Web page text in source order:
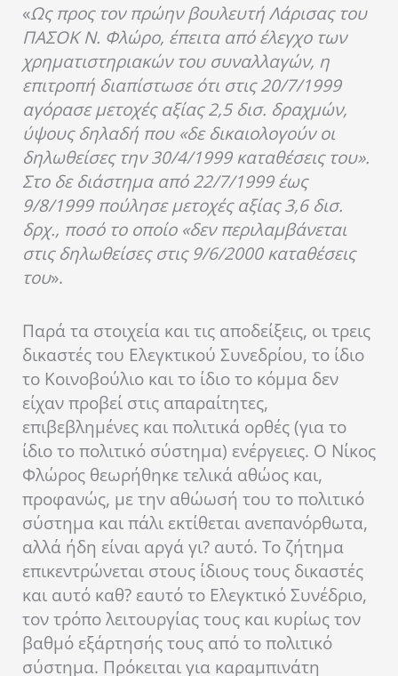
«Ως προς τον πρώην βουλευτή Λάρισας του
ΠΑΣΟΚ Ν. Φλώρο, έπειτα από έλεγχο των
χρηματιστηριακών του συναλλαγών, η
επιτροπή διαπίστωσε ότι στις 20/7/1999
αγόρασε μετοχές αξίας 2,5 δισ. δραχμών,
ύψους δηλαδή που «δε δικαιολογούν οι
δηλωθείσες την 30/4/1999 καταθέσεις του».
Στο δε διάστημα από 22/7/1999 έως
9/8/1999 πούλησε μετοχές αξίας 3,6 δισ.
δρχ., ποσό το οποίο «δεν περιλαμβάνεται
στις δηλωθείσες στις 9/6/2000 καταθέσεις
του».
Παρά τα στοιχεία και τις αποδείξεις, οι τρεις
δικαστές του Ελεγκτικού Συνεδρίου, το ίδιο
το Κοινοβούλιο και το ίδιο το κόμμα δεν
είχαν προβεί στις απαραίτητες,
επιβεβλημένες και πολιτικά ορθές (για το
ίδιο το πολιτικό σύστημα) ενέργειες. Ο Νίκος
Φλώρος θεωρήθηκε τελικά αθώος και,
προφανώς, με την αθώωσή του το πολιτικό
σύστημα και πάλι εκτίθεται ανεπανόρθωτα,
αλλά ήδη είναι αργά γι? αυτό. Το ζήτημα
επικεντρώνεται στους ίδιους τους δικαστές
και αυτό καθ? εαυτό το Ελεγκτικό Συνέδριο,
τον τρόπο λειτουργίας τους και κυρίως τον
βαθμό εξάρτησής τους από το πολιτικό
σύστημα. Πρόκειται για καραμπινάτη